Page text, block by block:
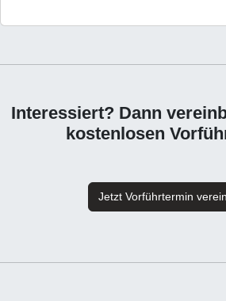
Interessiert? Dann
kostenlosen
Jetzt Vorführtermin